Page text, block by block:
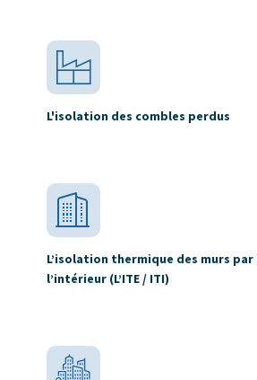
L'isolation des combles perdus
L’isolation thermique des murs
l’intérieur (L’ITE / ITI)